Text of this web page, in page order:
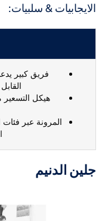
& سلبيات:
فريق كبير يدعم
القابل
هيكل التسعير
المرونة عبر فئات
الدنيم